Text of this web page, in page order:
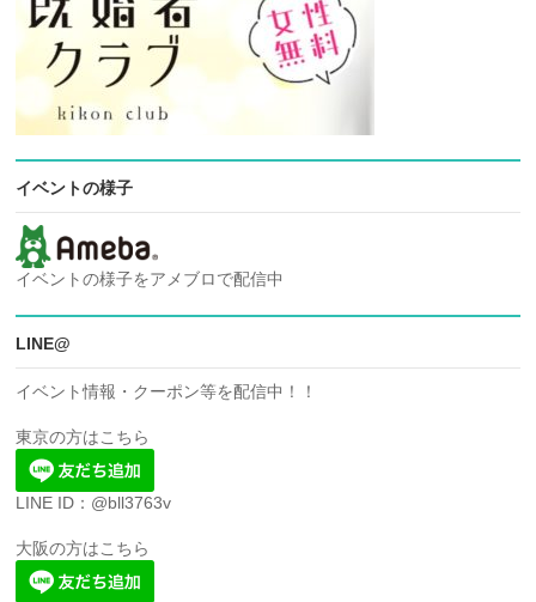
イベントの様子
イベントの様子をアメブロで配信中
LINE@
イベント情報・クーポン等を配信中！！
東京の方はこちら
LINE ID：@bll3763v
大阪の方はこちら